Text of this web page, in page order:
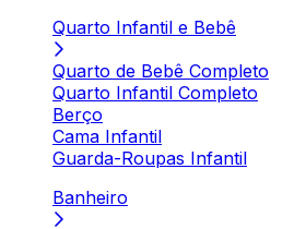
Quarto Infantil e Bebê
Quarto de Bebê Completo
Quarto Infantil Completo
Berço
Cama Infantil
Guarda-Roupas Infantil
Banheiro